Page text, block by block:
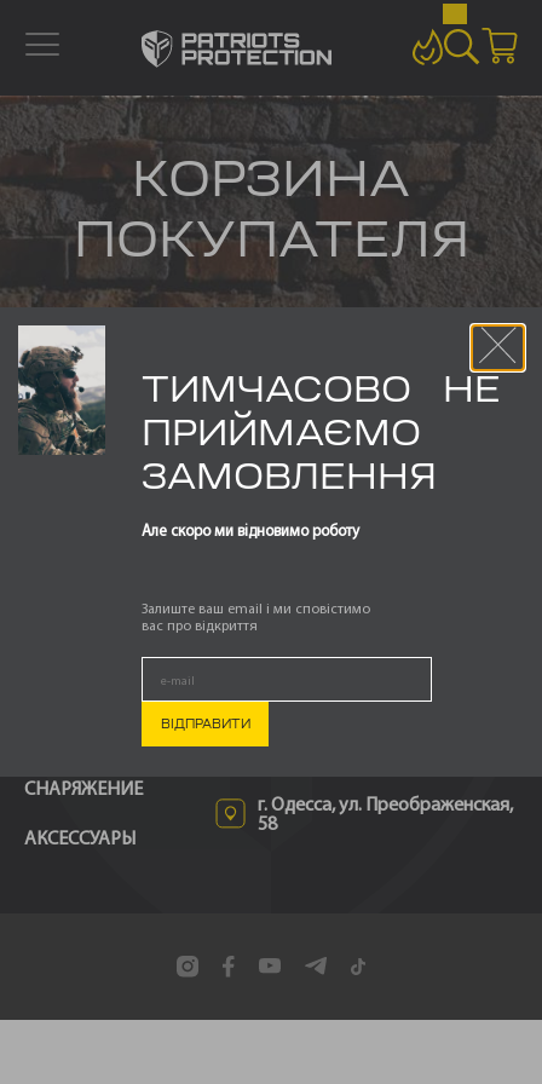
КОРЗИНА
ПОКУПАТЕЛЯ
ГЛАВНАЯ
Ваша корзина пока пуста.
Вернуться в магазин
СНАРЯЖЕНИЕ
АКСЕССУАРЫ
info@patriotsprotection.com.ua
г. Одесса, ул. Преображенская,
58
ТИМЧАСОВО НЕ
ПРИЙМАЄМО
ЗАМОВЛЕННЯ
Але скоро ми відновимо роботу
Залиште ваш email і ми сповістимо
вас про відкриття